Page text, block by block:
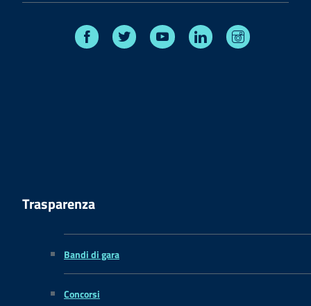
Facebook Twitter Youtube Linkedin
Trasparenza
Bandi di gara
Concorsi